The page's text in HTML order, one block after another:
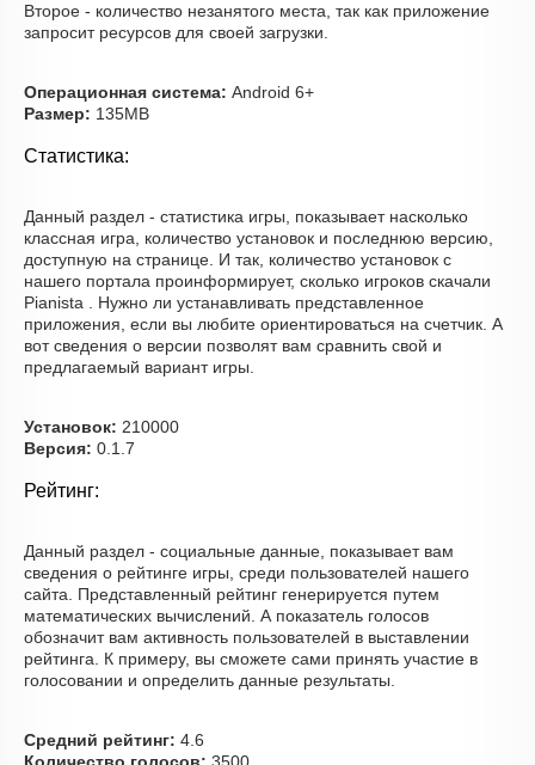
Второе - количество незанятого места, так как приложение
запросит ресурсов для своей загрузки.
Операционная система: Android 6+
Размер: 135MB
Статистика:
Данный раздел - статистика игры, показывает насколько
классная игра, количество установок и последнюю версию,
доступную на странице. И так, количество установок с
нашего портала проинформирует, сколько игроков скачали
Pianista . Нужно ли устанавливать представленное
приложения, если вы любите ориентироваться на счетчик. А
вот сведения о версии позволят вам сравнить свой и
предлагаемый вариант игры.
Установок: 210000
Версия: 0.1.7
Рейтинг:
Данный раздел - социальные данные, показывает вам
сведения о рейтинге игры, среди пользователей нашего
сайта. Представленный рейтинг генерируется путем
математических вычислений. А показатель голосов
обозначит вам активность пользователей в выставлении
рейтинга. К примеру, вы сможете сами принять участие в
голосовании и определить данные результаты.
Средний рейтинг: 4.6